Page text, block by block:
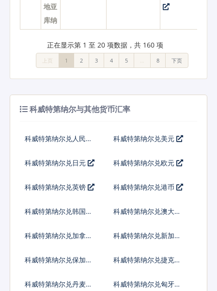
地亚
库纳
正在显示第 1 至 20 项数据，共 160 项
上页 1 2 3 4 5 8 下页
科威特第纳尔与其他货币汇率
科威特第纳尔兑人民币 科威特第纳尔兑美元
科威特第纳尔兑日元 科威特第纳尔兑欧元
科威特第纳尔兑英镑 科威特第纳尔兑港币
科威特第纳尔兑韩国元
科威特第纳尔兑澳大利
科威特第纳尔兑加拿大
科威特第纳尔兑新加坡
科威特第纳尔兑保加利
科威特第纳尔兑捷克货
科威特第纳尔兑丹麦克
科威特第纳尔兑匈牙利